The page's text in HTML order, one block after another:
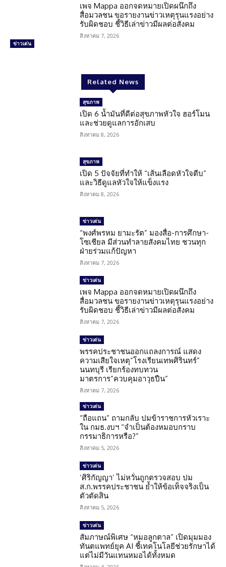
ข่าวเด่น
เพจ Mappa ออกจดหมายเปิดผนึกถึง
สื่อมวลชน ขอรายงานข่าวเหตุรุนแรงอย่าง
รับผิดชอบ ชี้วิธีเล่าข่าวมีผลต่อสังคม
สิงหาคม 7, 2026
Related News
สุขภาพ
เปิด 6 น้ำมันที่ดีต่อสุขภาพหัวใจ ฮอร์โมน
และช่วยดูแลการอักเสบ
สิงหาคม 8, 2026
สุขภาพ
เปิด 5 ปัจจัยที่ทำให้ “เส้นเลือดหัวใจตีบ”
และวิธีดูแลหัวใจให้แข็งแรง
สิงหาคม 8, 2026
ข่าวเด่น
“พงศ์พรหม ยามะรัต” มองสื่อ-การศึกษา-
โซเชียล มีส่วนทำลายสังคมไทย ชวนทุก
ฝ่ายร่วมแก้ปัญหา
สิงหาคม 7, 2026
ข่าวเด่น
เพจ Mappa ออกจดหมายเปิดผนึกถึง
สื่อมวลชน ขอรายงานข่าวเหตุรุนแรงอย่าง
รับผิดชอบ ชี้วิธีเล่าข่าวมีผลต่อสังคม
สิงหาคม 7, 2026
ข่าวเด่น
พรรคประชาชนออกแถลงการณ์ แสดง
ความเสียใจเหตุ”โรงเรียนเทพศิรินทร์”
นนทบุรี เรียกร้องทบทวน
มาตรการ”ควบคุมอาวุธปืน”
สิงหาคม 7, 2026
ข่าวเด่น
“ถือแถน” ถามกลับ ปมข้าราชการหัวเราะ
ใน กมธ.งบฯ “จำเป็นต้องหมอบกราบ
กรรมาธิการหรือ?”
สิงหาคม 5, 2026
ข่าวเด่น
‘ศิริกัญญา’ ไม่หวั่นถูกตรวจสอบ ปม
ส.ก.พรรคประชาชน ย้ำให้ข้อเท็จจริงเป็น
ตัวตัดสิน
สิงหาคม 5, 2026
ข่าวเด่น
สัมภาษณ์พิเศษ “หมอลูกตาล” เปิดมุมมอง
ทันตแพทย์ยุค AI ชี้เทคโนโลยีช่วยรักษาได้
แต่ไม่มีวันแทนหมอได้ทั้งหมด